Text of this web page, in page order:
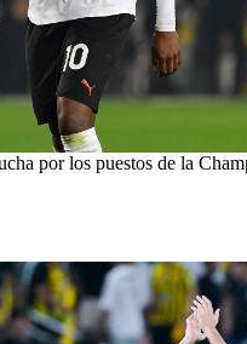
por los puestos de la